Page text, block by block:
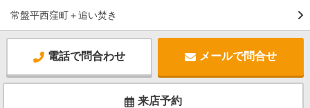
常盤平西窪町＋追い焚き
電話で問合わせ メールで問合せ
来店予約